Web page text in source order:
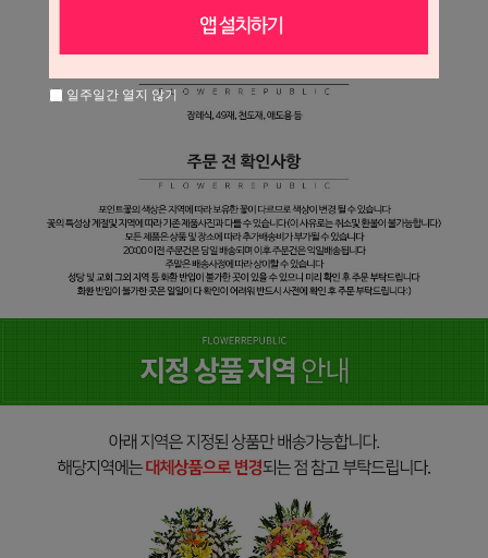
일주일간 열지 않기